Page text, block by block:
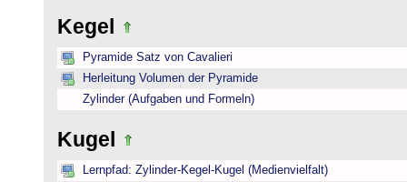
Kegel
Pyramide Satz von Cavalieri
Herleitung Volumen der Pyramide
Zylinder (Aufgaben und Formeln)
Kugel
Lernpfad: Zylinder-Kegel-Kugel (Medienvielfalt)